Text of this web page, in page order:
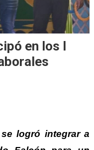
en los I
logró integrar a